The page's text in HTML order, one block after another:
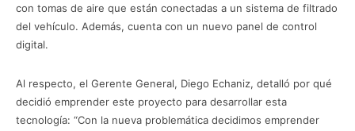
con tomas de aire que están conectadas a un sistema de filtrado
del vehículo. Además, cuenta con un nuevo panel de control
digital.
Al respecto, el Gerente General, Diego Echaniz, detalló por qué
decidió emprender este proyecto para desarrollar esta
tecnología: “Con la nueva problemática decidimos emprender